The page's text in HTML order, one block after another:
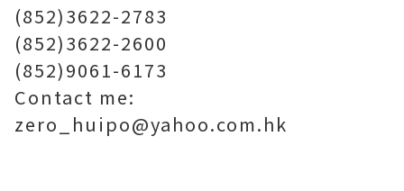
(852)3622-2783
(852)3622-2600
(852)9061-6173
Contact me:
zero_huipo@yahoo.com.hk